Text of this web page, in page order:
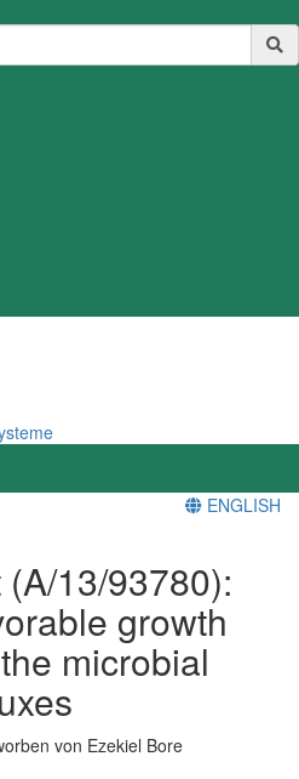
ENGLISH
13/93780):
growth
microbial
von Ezekiel Bore